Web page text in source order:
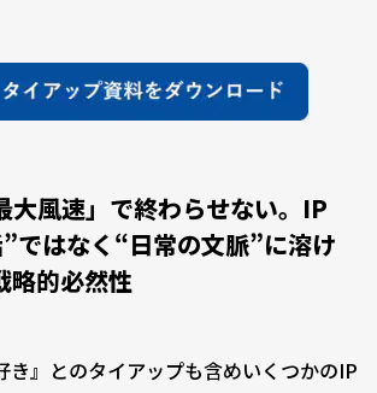
風速」で終わらせない。IP
ではなく“日常の文脈”に溶け
略的必然性
』とのタイアップも含めいくつかのIP